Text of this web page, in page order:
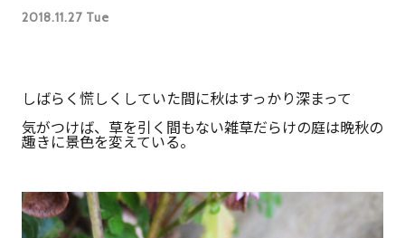
2018.11.27 Tue
しばらく慌しくしていた間に秋はすっかり深まって
気がつけば、草を引く間もない雑草だらけの庭は晩秋の
趣きに景色を変えている。